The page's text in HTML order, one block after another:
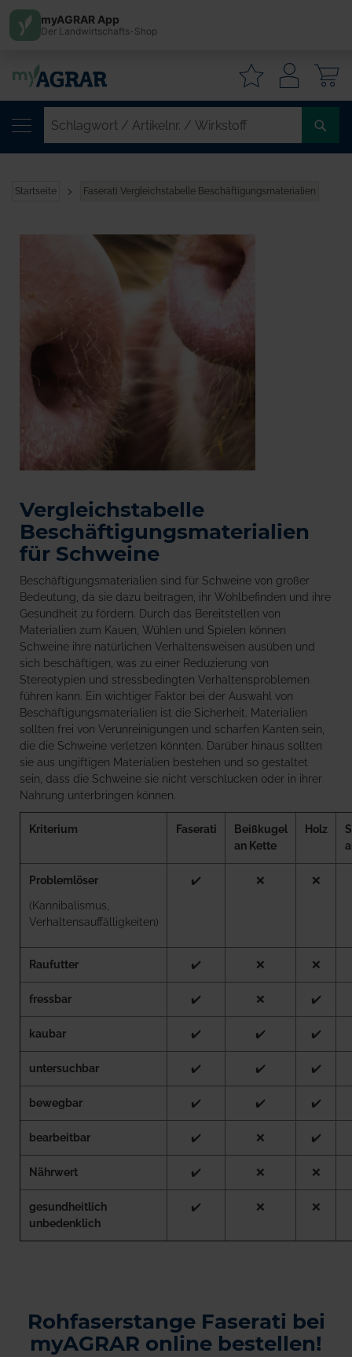
Startseite Faserati Vergleichstabelle Beschäftigungsmaterialien
Vergleichstabelle
Beschäftigungsmaterialien
für Schweine
Beschäftigungsmaterialien sind für Schweine von großer
Bedeutung, da sie dazu beitragen, ihr Wohlbefinden und ihre
Gesundheit zu fördern. Durch das Bereitstellen von
Materialien zum Kauen, Wühlen und Spielen können
Schweine ihre natürlichen Verhaltensweisen ausüben und
sich beschäftigen, was zu einer Reduzierung von
Stereotypien und stressbedingten Verhaltensproblemen
führen kann. Ein wichtiger Faktor bei der Auswahl von
Beschäftigungsmaterialien ist die Sicherheit. Materialien
sollten frei von Verunreinigungen und scharfen Kanten sein,
die die Schweine verletzen könnten. Darüber hinaus sollten
sie aus ungiftigen Materialien bestehen und so gestaltet
sein, dass die Schweine sie nicht verschlucken oder in ihrer
Nahrung unterbringen können.
Kriterium Faserati
Beißkugel
an Kette
Holz
Problemlöser
(Kannibalismus,
Verhaltensauffälligkeiten)
✔️ ❌ ❌
Raufutter ✔️ ❌ ❌
fressbar ✔️ ❌ ✔️
kaubar ✔️ ✔️ ✔️
untersuchbar ✔️ ✔️ ✔️
bewegbar ✔️ ✔️ ✔️
bearbeitbar ✔️ ❌ ✔️
Nährwert ✔️ ❌ ❌
gesundheitlich
unbedenklich
✔️ ❌ ❌
Rohfaserstange Faserati bei
myAGRAR online bestellen!
myAGRAR App
Der Landwirtschafts-Shop